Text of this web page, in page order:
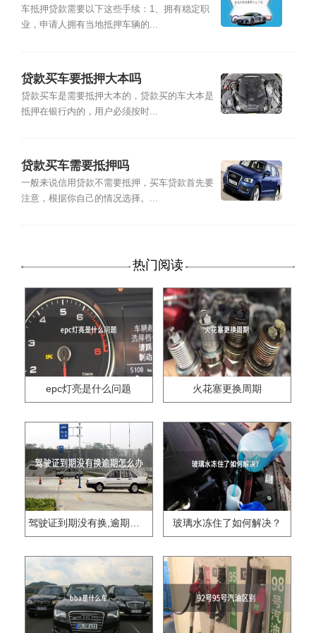
车抵押贷款需要以下这些手续：1、拥有稳定职
业，申请人拥有当地抵押车辆的...
贷款买车要抵押大本吗
贷款买车是需要抵押大本的，贷款买的车大本是
抵押在银行内的，用户必须按时...
贷款买车需要抵押吗
一般来说信用贷款不需要抵押，买车贷款首先要
注意，根据你自己的情况选择。...
热门阅读
epc灯亮是什么问题 火花塞更换周期
驾驶证到期没有换,逾期怎么办?? 玻璃水冻住了如何解决？